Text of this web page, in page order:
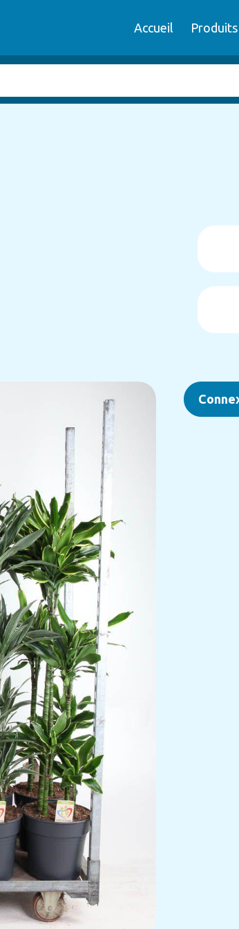
Accueil Produits